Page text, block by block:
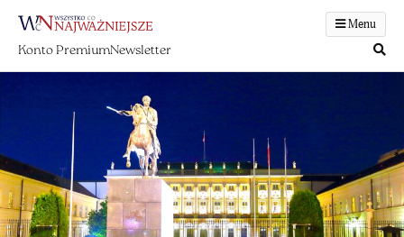
Menu
Konto PremiumNewsletter